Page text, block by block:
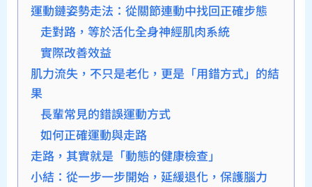
運動鏈姿勢走法：從關節連動中找回正確步態
走對路，等於活化全身神經肌肉系統
實際改善效益
肌力流失，不只是老化，更是「用錯方式」的結
果
長輩常見的錯誤運動方式
如何正確運動與走路
走路，其實就是「動態的健康檢查」
小結：從一步一步開始，延緩退化，保護腦力